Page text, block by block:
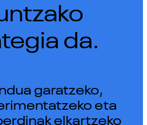
da.
garatzeko,
eta
elkartzeko